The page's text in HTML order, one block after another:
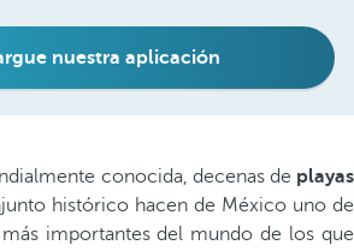
nuestra aplicación
conocida, decenas de playas
histórico hacen de México uno de
importantes del mundo de los que